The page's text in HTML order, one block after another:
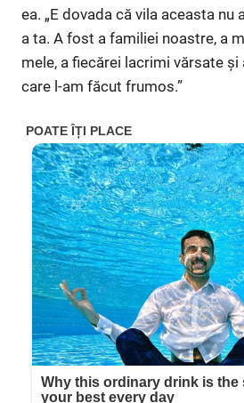
ea. „E dovada că vila aceasta
a ta. A fost a familiei noastre, a
mele, a fiecărei lacrimi vărsate
care l-am făcut frumos.”